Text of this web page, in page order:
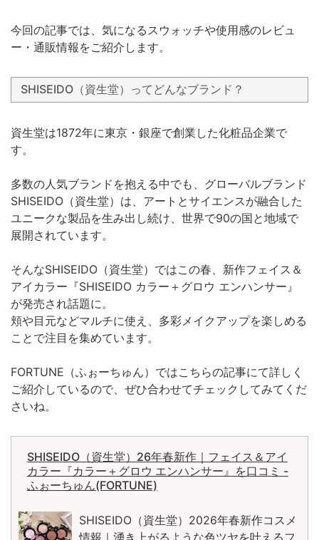
今回の記事では、気になるスウォッチや使用感のレビュ
ー・通販情報をご紹介します。
SHISEIDO（資生堂）ってどんなブランド？
資生堂は1872年に東京・銀座で創業した化粧品企業で
す。
多数の人気ブランドを抱える中でも、グローバルブランド
SHISEIDO（資生堂）は、アートとサイエンスが融合した
ユニークな製品を生み出し続け、世界で90の国と地域で
展開されています。
そんなSHISEIDO（資生堂）ではこの春、新作フェイス＆
アイカラー『SHISEIDO カラー＋グロウ エンハンサー』
が発売され話題に。
頬や目元などマルチに使え、多彩メイクアップを楽しめる
ことで注目を集めています。
FORTUNE（ふぉーちゅん）ではこちらの記事にて詳しく
ご紹介しているので、ぜひ合わせてチェックしてみてくだ
さいね。
SHISEIDO（資生堂）26年春新作｜フェイス＆アイ
カラー『カラー＋グロウ エンハンサー』を口コミ -
ふぉーちゅん(FORTUNE)
SHISEIDO（資生堂）2026年春新作コスメ